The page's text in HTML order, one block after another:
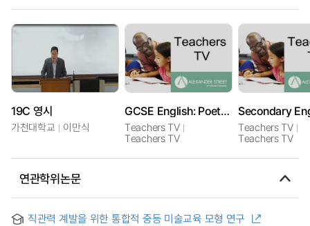
19C 영시
가천대학교 이만식
GCSE English: Poetry Visualisation
Teachers TV
Teachers TV
Teachers TV
Teachers TV
연관학위논문
직관력 계발을 위한 통합적 중등 미술교육 모형 연구